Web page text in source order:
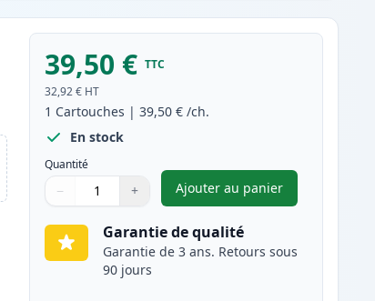
39,50 € TTC
32,92 € HT
1 Cartouches |39,50 € /ch.
En stock
Quantité
Quantité
Utilisez les boutons pour ajuster
− +
Quantité
Ajouter au panier
,Brother TN242BK
Garantie de qualité
Garantie de 3 ans. Retours sous
90 jours